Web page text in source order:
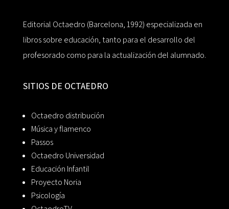
Editorial Octaedro (Barcelona, 1992) especializada en
libros sobre educación, tanto para el desarrollo del
profesorado como para la actualización del alumnado.
SITIOS DE OCTAEDRO
Octaedro distribución
Música y flamenco
Passos
Octaedro Universidad
Educación Infantil
Proyecto Noria
Psicología